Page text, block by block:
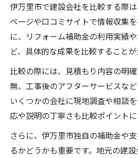
伊万里市で建設会社を比較する際
ページや口コミサイトで情報収集
に、リフォーム補助金の利用実績
ど、具体的な成果を比較することが
比較の際には、見積もり内容の明
無、工事後のアフターサービスなど
いくつかの会社に現地調査や相談
応や説明の丁寧さも比較ポイントに
さらに、伊万里市独自の補助金や
るかどうかも重要です。地元の建